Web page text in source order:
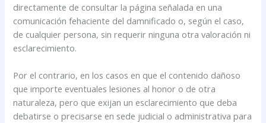
directamente de consultar la página señalada en una
comunicación fehaciente del damnificado o, según el caso,
de cualquier persona, sin requerir ninguna otra valoración ni
esclarecimiento.
Por el contrario, en los casos en que el contenido dañoso
que importe eventuales lesiones al honor o de otra
naturaleza, pero que exijan un esclarecimiento que deba
debatirse o precisarse en sede judicial o administrativa para